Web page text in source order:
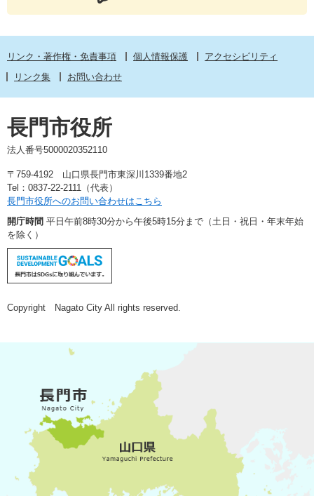
リンク・著作権・免責事項 個人情報保護
アクセシビリティ
リンク集
お問い合わせ
長門市役所
法人番号5000020352110
〒759-4192 山口県長門市東深川1339番地2
Tel：0837-22-2111（代表）
長門市役所へのお問い合わせはこちら
開庁時間 平日午前8時30分から午後5時15分まで（土日・祝日・年末年始
を除く）
Copyright Nagato City All rights reserved.